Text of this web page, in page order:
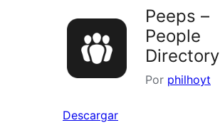
Peeps –
People
Directory
Por philhoyt
Descargar